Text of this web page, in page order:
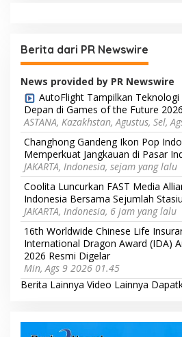
Berita dari PR Newswire
News provided by PR Newswire
AutoFlight Tampilkan
Depan di Games of the Future
ASTANA, Kazakhstan, Agustus, Sel,
Changhong Gandeng Ikon Pop
Memperkuat Jangkauan di Pasar
JAKARTA, Indonesia, sejam yang lalu
Coolita Luncurkan FAST Media
Indonesia Bersama Sejumlah
JAKARTA, Indonesia, 6 jam yang lalu
16th Worldwide Chinese Life
International Dragon Award (IDA)
2026 Resmi Digelar
Min, Ags 9 2026 01.45
Berita Lainnya Video Lainnya